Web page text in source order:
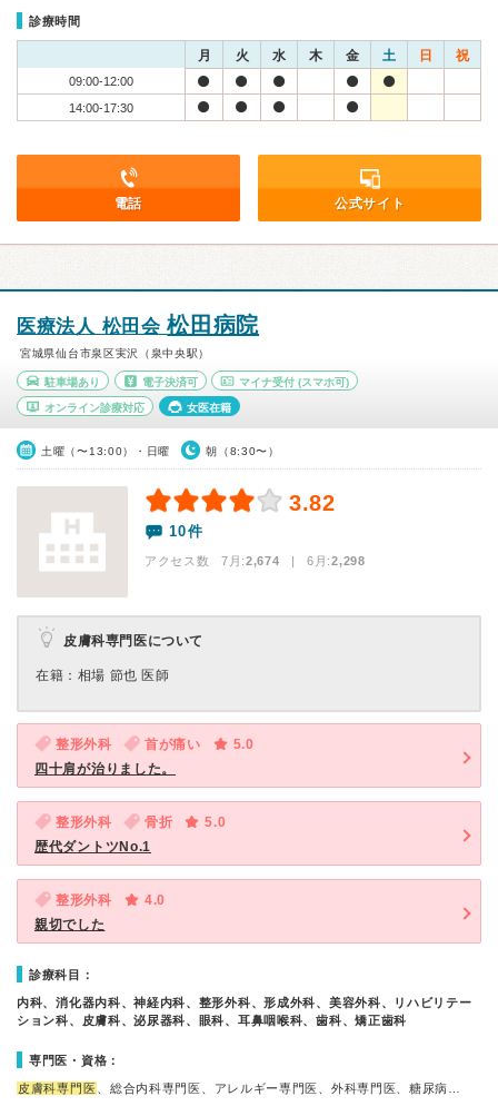
診療時間
月 火 水 木 金 土 日 祝
09:00-12:00
14:00-17:30
電話 公式サイト
医療法人 松田会松田病院
宮城県仙台市泉区実沢（泉中央駅）
駐車場あり 電子決済可 マイナ受付 (スマホ可)
オンライン診療対応 女医在籍
土曜（〜13:00）・日曜 朝（8:30〜）
3.82
10件
アクセス数 7月:2,674 | 6月:2,298
皮膚科専門医について
在籍：相場 節也 医師
整形外科 首が痛い
5.0
四十肩が治りました。
整形外科 骨折
5.0
歴代ダントツNo.1
整形外科
4.0
親切でした
診療科目：
内科、消化器内科、神経内科、整形外科、形成外科、美容外科、リハビリテー
ション科、皮膚科、泌尿器科、眼科、耳鼻咽喉科、歯科、矯正歯科
専門医・資格：
皮膚科専門医 、総合内科専門医、アレルギー専門医、外科専門医、糖尿病…